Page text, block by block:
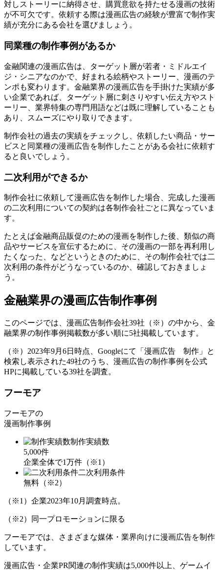
対しストーリーに納得させ、購買意欲を持たせる漫画の技術
が不可欠です。依頼する際は漫画広告の経験が豊富で制作実
績が充分にある会社を選びましょう。
同業種の制作事例があるか
金融関連の漫画広告は、ターゲット層が若者・ミドルエイ
ジ・シニアなのかで、好まれる絵柄やストーリー、漫画のテ
ンポも変わります。金融業界の漫画広告を手掛けた実績が多
い企業であれば、ターゲット層に刺さりやすい伝え方やスト
ーリー、業界特集の専門用語などは既に理解していることも
あり、スムーズにやり取りできます。
制作会社の過去の実績をチェックし、 依頼したい商品・サー
ビスと同業種の漫画広告を制作したことがある会社に依頼す
ると良いでしょう。
二次利用ができるか
制作会社に依頼して漫画広告を制作した場合、完成した漫画
の二次利用についての契約は各制作会社ごとに異なっていま
す。
たとえば金融商品販促のための漫画を制作した後、類似の商
品やサービスを宣伝するために、その漫画の一部を再利用し
たくなった、などというときのために、その制作会社では二
次利用の条件がどうなっているのか 、確認しておきましょ
う。
金融業界の漫画広告制作事例
このページでは、漫画広告制作会社39社（※）の中から、金
融業界の制作事例掲載数が多い順に5社掲載しています。
（※）2023年9月6日時点、Googleにて「漫画広告 制作」と
検索し表示された49社のうち、漫画広告の制作事例を公式
HPに掲載している39社を調査。
フーモア
フーモアの
漫画制作事例
制作実績数
5,000件
企業全体で1万件（※1）
二次利用条件
無料 （※2）
（※1）企業2023年10月調査時点。
（※2）同一プロモーションに限る
フーモアでは、さまざまな媒体・業界向けに漫画広告を制作
しています。
漫画広告・企業PR関連の制作実績は5,000件以上
、ゲームイ